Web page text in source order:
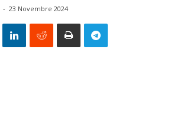
- 23 Novembre 2024